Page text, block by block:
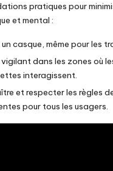
pratiques pour
et mental :
casque, même pour les
vigilant dans les zones où
interagissent.
et respecter les règles
pour tous les usagers.